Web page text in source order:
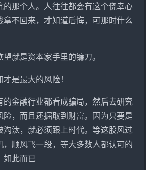
的那个人。人往往都会有这个侥幸心
不回来，才知道后悔，可那时什么
就是资本家手里的镰刀。
是最大的风险！
的金融行业都看成骗局，然后去研究
，而且还掘取到财富。因为只要是
汰，就必须跟上时代。等这股风过
，顺风飞一段，等大多数人都认可的
如此而已